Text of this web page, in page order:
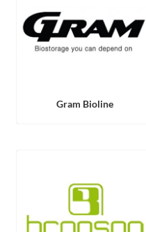
Gram Bioline